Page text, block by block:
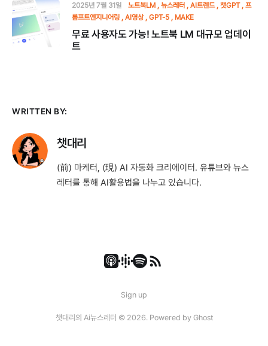
2025년 7월 31일 노트북LM 뉴스레터 AI트렌드 챗GPT
프
롬프트엔지니어링
AI영상 GPT-5 MAKE
무료 사용자도 가능! 노트북 LM 대규모 업데이
트
WRITTEN BY:
챗대리
(前) 마케터, (現) AI 자동화 크리에이터. 유튜브와 뉴스
레터를 통해 AI활용법을 나누고 있습니다.
Sign up
챗대리의 Ai뉴스레터 © 2026. Powered by Ghost